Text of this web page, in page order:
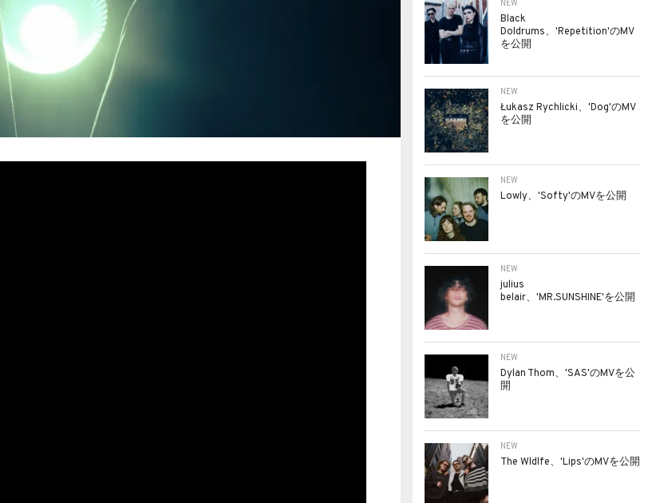
NEW
Black
Doldrums、'Repetition'のMV
を公開
NEW
Łukasz Rychlicki、'Dog'のMV
を公開
NEW
Lowly、'Softy'のMVを公開
NEW
julius
belair、'MR.SUNSHINE'を公開
NEW
Dylan Thom、'SAS'のMVを公
開
NEW
The Wldlfe、'Lips'のMVを公開